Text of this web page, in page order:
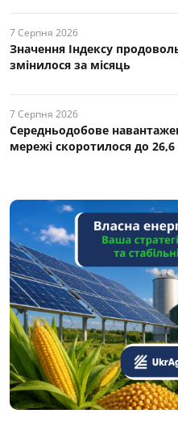
7 Серпня 2026
Значення Індексу
змінилося за місяць
7 Серпня 2026
Середньодобове
мережі скоротилося до 26,6